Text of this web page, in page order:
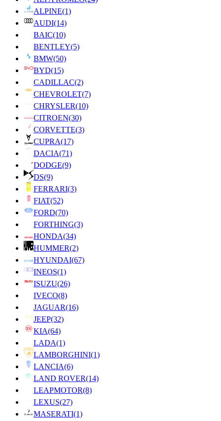
ALPINE(1)
AUDI(14)
BAIC(10)
BENTLEY(5)
BMW(50)
BYD(15)
CADILLAC(2)
CHEVROLET(7)
CHRYSLER(10)
CITROEN(30)
CORVETTE(3)
CUPRA(17)
DACIA(71)
DODGE(9)
DS(9)
FERRARI(3)
FIAT(52)
FORD(70)
FORTHING(3)
HONDA(34)
HUMMER(2)
HYUNDAI(67)
INEOS(1)
ISUZU(26)
IVECO(8)
JAGUAR(16)
JEEP(32)
KIA(64)
LADA(1)
LAMBORGHINI(1)
LANCIA(6)
LAND ROVER(14)
LEAPMOTOR(8)
LEXUS(27)
MASERATI(1)